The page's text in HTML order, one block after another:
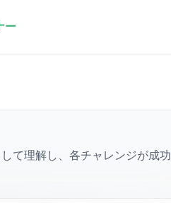
ー
て理解し、各チャレンジが成